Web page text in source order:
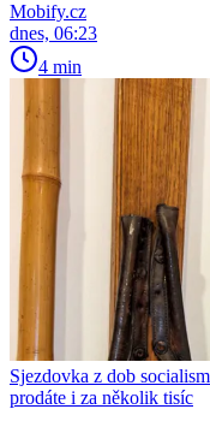
Mobify.cz
dnes, 06:23
4 min
Sjezdovka z dob
prodáte i za několik tisíc